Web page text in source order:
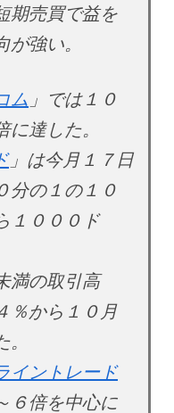
期売買で益を
強い。
ム 」では１０
達した。
」は今月１７日
分の１の１０
１０００ド
満の取引高
％から１０月
イントレード
６倍を中心に